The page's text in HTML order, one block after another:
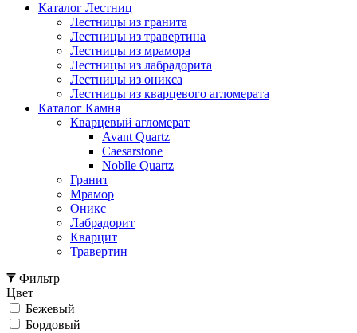
Каталог Лестниц
Лестницы из гранита
Лестницы из травертина
Лестницы из мрамора
Лестницы из лабрадорита
Лестницы из оникса
Лестницы из кварцевого агломерата
Каталог Камня
Кварцевый агломерат
Avant Quartz
Caesarstone
Noblle Quartz
Гранит
Мрамор
Оникс
Лабрадорит
Кварцит
Травертин
Фильтр
Цвет
Бежевый
Бордовый